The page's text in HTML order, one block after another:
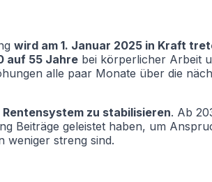
wird am 1. Januar 2025 in Kraft
auf 55 Jahre bei körperlicher Arbeit
alle paar Monate über die
Rentensystem zu stabilisieren. Ab
Beiträge geleistet haben, um
weniger streng sind.